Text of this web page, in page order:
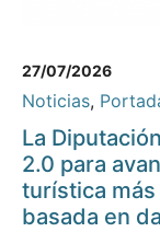
27/07/2026
Noticias,
La
2.0 para
turística
basada en